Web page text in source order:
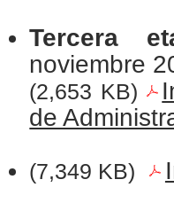
Tercera
noviembre
(2,653 KB)
de
(7,349 KB)